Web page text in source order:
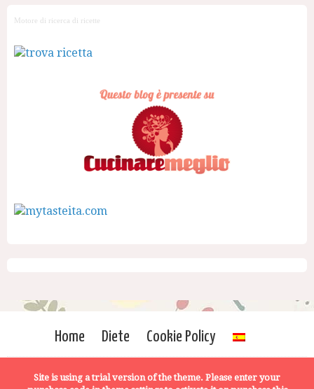
Motore di ricerca di ricette
Home Diete Cookie Policy
Site is using a trial version of the theme. Please enter your